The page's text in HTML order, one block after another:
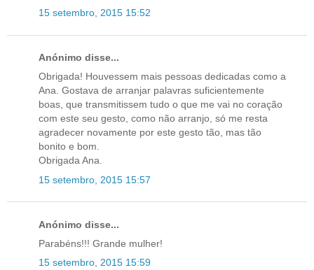
15 setembro, 2015 15:52
Anónimo disse...
Obrigada! Houvessem mais pessoas dedicadas como a
Ana. Gostava de arranjar palavras suficientemente
boas, que transmitissem tudo o que me vai no coração
com este seu gesto, como não arranjo, só me resta
agradecer novamente por este gesto tão, mas tão
bonito e bom.
Obrigada Ana.
15 setembro, 2015 15:57
Anónimo disse...
Parabéns!!! Grande mulher!
15 setembro, 2015 15:59